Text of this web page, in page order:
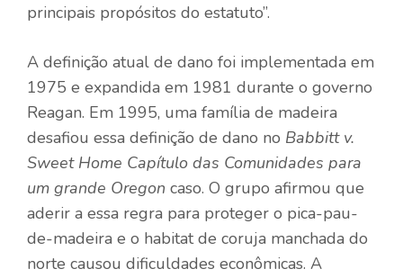
principais propósitos do estatuto”.
A definição atual de dano foi implementada em
1975 e expandida em 1981 durante o governo
Reagan. Em 1995, uma família de madeira
desafiou essa definição de dano no Babbitt v.
Sweet Home Capítulo das Comunidades para
um grande Oregon caso. O grupo afirmou que
aderir a essa regra para proteger o pica-pau-
de-madeira e o habitat de coruja manchada do
norte causou dificuldades econômicas. A